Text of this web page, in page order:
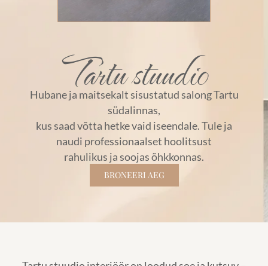
Tartu stuudio​
Hubane ja maitsekalt sisustatud salong Tartu
südalinnas,
kus saad võtta hetke vaid iseendale. Tule ja
naudi professionaalset hoolitsust
rahulikus ja soojas õhkkonnas.
BRONEERI AEG